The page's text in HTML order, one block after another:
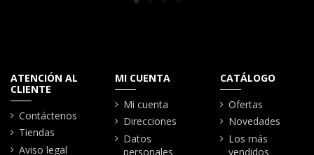
ATENCIÓN AL
CLIENTE
Contáctenos
Tiendas
Aviso legal
MI CUENTA
Mi cuenta
Direcciones
Datos
personales
CATÁLOGO
Ofertas
Novedades
Los más
vendidos